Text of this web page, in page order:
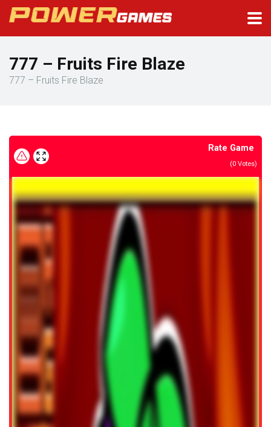
777 – Fruits Fire Blaze
777 – Fruits Fire Blaze
Rate Game
(0 Votes)